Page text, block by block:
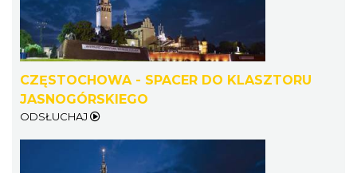
CZĘSTOCHOWA - SPACER DO KLASZTORU
JASNOGÓRSKIEGO
ODSŁUCHAJ